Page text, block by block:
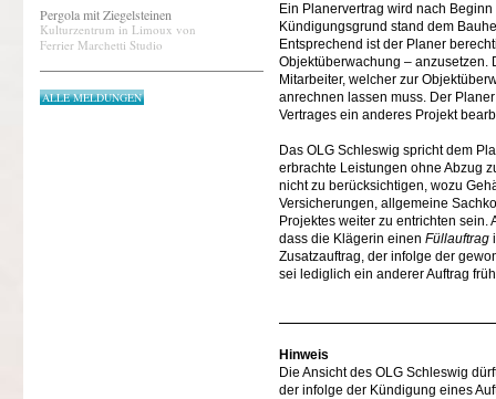
Pergola mit Ziegelsteinen
Kulturzentrum in Limoux von
Ferrier Marchetti Studio
ALLE MELDUNGEN
Ein Planervertrag wird nach
Kündigungsgrund stand dem
Entsprechend ist der Planer
Objektüberwachung – anzusetzen.
Mitarbeiter, welcher zur
anrechnen lassen muss. Der
Vertrages ein anderes Projekt
Das OLG Schleswig spricht dem
erbrachte Leistungen ohne Abzug
nicht zu berücksichtigen, wozu
Versicherungen, allgemeine
Projektes weiter zu entrichten
dass die Klägerin einen Füllauftrag
Zusatzauftrag, der infolge der
sei lediglich ein anderer Auftrag
Hinweis
Die Ansicht des OLG Schleswig
der infolge der Kündigung eines